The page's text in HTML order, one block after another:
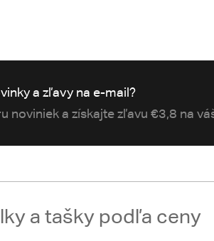
a zľavy na e-mail?
noviniek a získajte zľavu €3,8 na
a tašky podľa ceny